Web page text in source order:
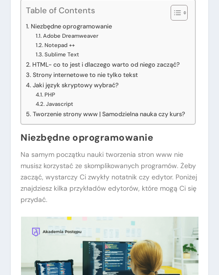
Table of Contents
Niezbędne oprogramowanie
Adobe Dreamweaver
Notepad ++
Sublime Text
HTML- co to jest i dlaczego warto od niego zacząć?
Strony internetowe to nie tylko tekst
Jaki język skryptowy wybrać?
PHP
Javascript
Tworzenie strony www | Samodzielna nauka czy kurs?
Niezbędne oprogramowanie
Na samym początku nauki tworzenia stron www nie
musisz korzystać ze skomplikowanych programów. Żeby
zacząć, wystarczy Ci zwykły notatnik czy edytor. Poniżej
znajdziesz kilka przykładów edytorów, które mogą Ci się
przydać.